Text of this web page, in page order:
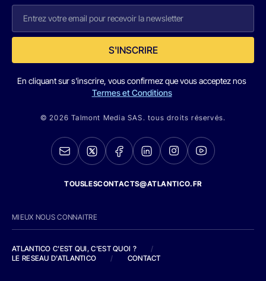
S'INSCRIRE
En cliquant sur s'inscrire, vous confirmez que vous acceptez nos
Termes et Conditions
© 2026 Talmont Media SAS. tous droits réservés.
TOUSLESCONTACTS@ATLANTICO.FR
MIEUX NOUS CONNAITRE
ATLANTICO C'EST QUI, C'EST QUOI ?
/
LE RESEAU D'ATLANTICO
/ CONTACT